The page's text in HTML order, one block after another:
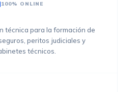
100% ONLINE
técnica para la formación de
peritos judiciales y
técnicos.